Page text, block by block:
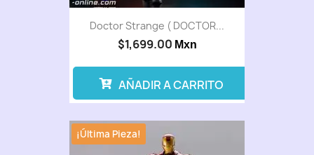
Doctor Strange ( DOCTOR...
$1,699.00 Mxn
AÑADIR A CARRITO
¡Última Pieza!